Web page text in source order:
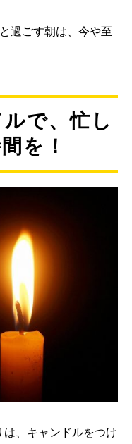
過ごす朝は、今や至
で、忙し
を！
、キャンドルをつけ